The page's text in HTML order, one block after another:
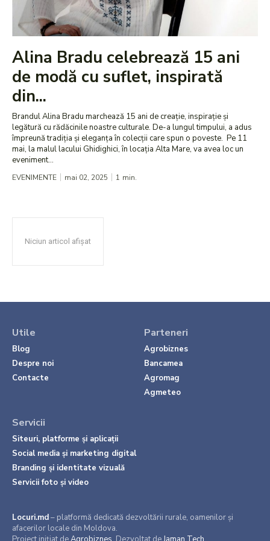
Alina Bradu celebrează 15 ani
de modă cu suflet, inspirată
din...
​Brandul Alina Bradu marchează 15 ani de creație, inspirație și
legătură cu rădăcinile noastre culturale. De-a lungul timpului, a adus
împreună tradiția și eleganța în colecții care spun o poveste. Pe 11
mai, la malul lacului Ghidighici, în locația Alta Mare, va avea loc un
eveniment...
EVENIMENTE mai 02, 2025 1 min.
Niciun articol afișat
Utile
Blog
Despre noi
Contacte
Parteneri
Agrobiznes
Bancamea
Agromag
Agmeteo
Servicii
Siteuri, platforme și aplicații
Social media și marketing digital
Branding și identitate vizuală
Servicii foto și video
Locuri.md– platformă dedicată dezvoltării rurale, oamenilor și
afacerilor locale din Moldova.